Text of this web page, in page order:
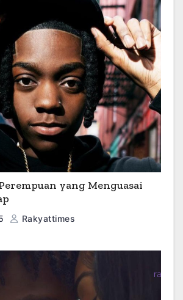
yang Menguasai
Rakyattimes